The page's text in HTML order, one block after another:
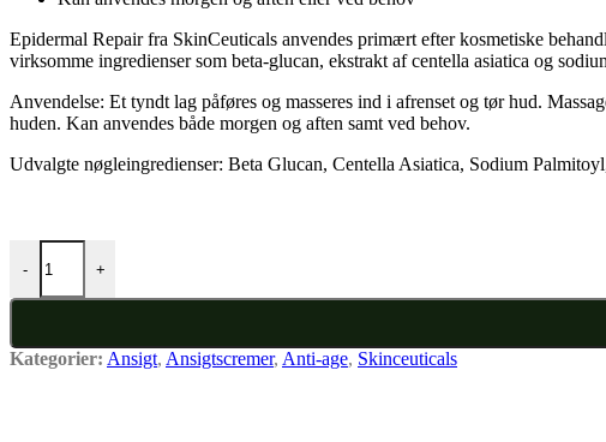
Epidermal Repair fra SkinCeuticals anvendes primært efter kosmetiske
virksomme ingredienser som beta-glucan, ekstrakt af centella asiatica og
Anvendelse: Et tyndt lag påføres og masseres ind i afrenset og tør hud.
huden. Kan anvendes både morgen og aften samt ved behov.
Udvalgte nøgleingredienser: Beta Glucan, Centella Asiatica, Sodium
-
EPIDERMAL REPAIR antal
+
Kategorier: Ansigt, Ansigtscremer, Anti-age, Skinceuticals